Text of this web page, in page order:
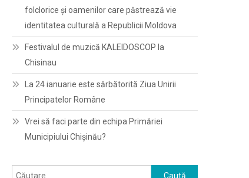
folclorice și oamenilor care păstrează vie
identitatea culturală a Republicii Moldova
Festivalul de muzică KALEIDOSCOP la
Chisinau
La 24 ianuarie este sărbătorită Ziua Unirii
Principatelor Române
Vrei să faci parte din echipa Primăriei
Municipiului Chișinău?
Caută